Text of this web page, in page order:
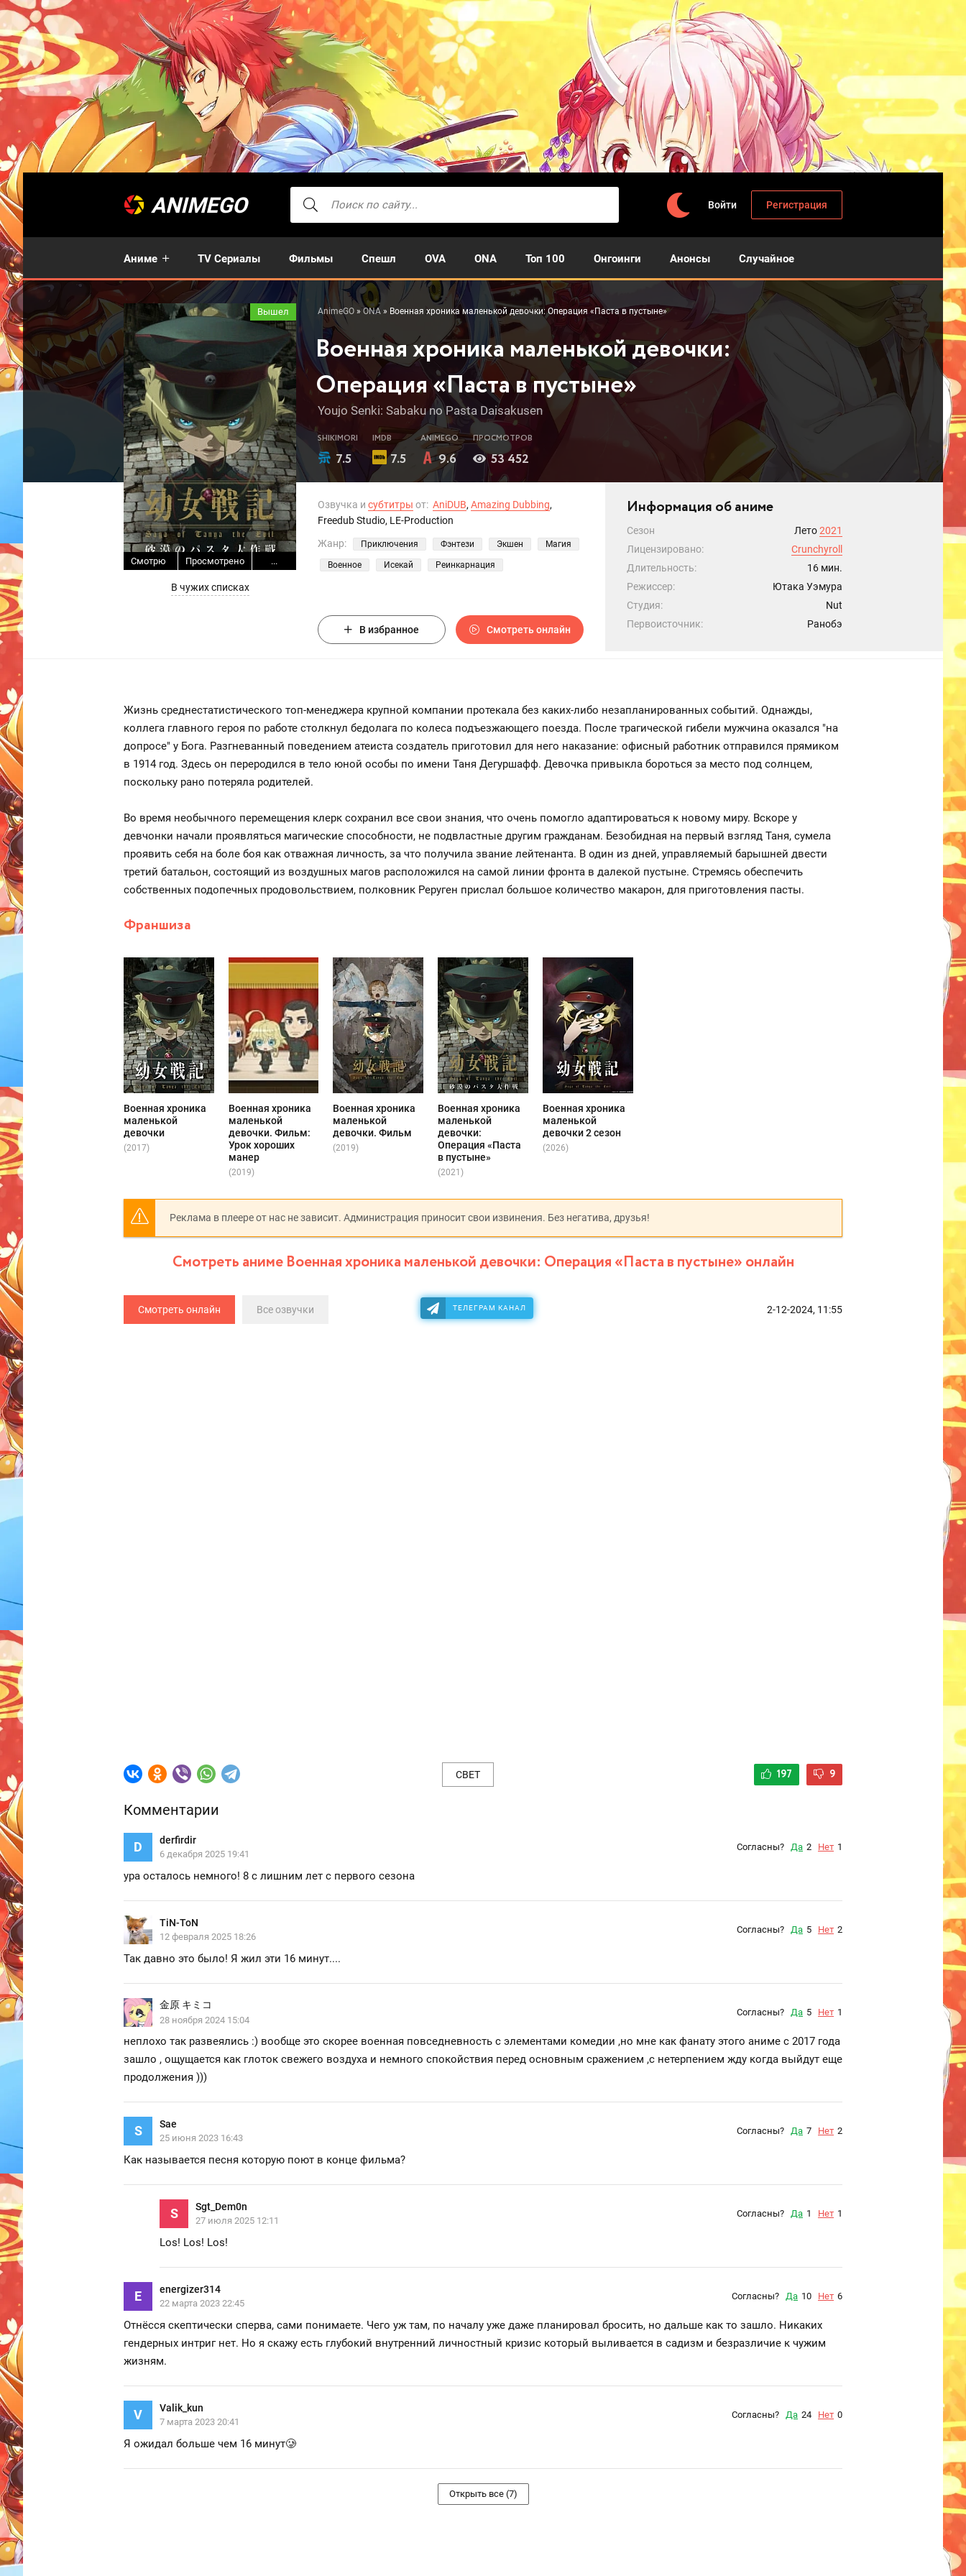
ANIMEGO Войти Регистрация
Аниме TV Сериалы Фильмы Спешл OVA ONA Топ 100 Онгоинги Анонсы Случайное
AnimeGO »ONA » Военная хроника маленькой девочки: Операция «Паста в пустыне»
Военная хроника маленькой девочки:
Операция «Паста в пустыне»
Вышел
Смотрю Просмотрено ...
В чужих списках
Youjo Senki: Sabaku no Pasta Daisakusen
SHIKIMORI
7.5
IMDB
7.5
ANIMEGO
9.6
ПРОСМОТРОВ
53 452
Озвучка и субтитры от: AniDUB, Amazing Dubbing,
Freedub Studio, LE-Production
Жанр:
Приключения Фэнтези Экшен Магия
Военное Исекай Реинкарнация
В избранное Смотреть онлайн
Информация об аниме
Сезон Лето2021
Лицензировано:
Crunchyroll
Длительность:
16 мин.
Режиссер:
Ютака Уэмура
Студия:
Nut
Первоисточник:
Ранобэ
Жизнь среднестатистического топ-менеджера крупной компании протекала без каких-либо незапланированных событий. Однажды,
коллега главного героя по работе столкнул бедолага по колеса подъезжающего поезда. После трагической гибели мужчина оказался "на
допросе" у Бога. Разгневанный поведением атеиста создатель приготовил для него наказание: офисный работник отправился прямиком
в 1914 год. Здесь он переродился в тело юной особы по имени Таня Дегуршафф. Девочка привыкла бороться за место под солнцем,
поскольку рано потеряла родителей.
Во время необычного перемещения клерк сохранил все свои знания, что очень помогло адаптироваться к новому миру. Вскоре у
девчонки начали проявляться магические способности, не подвластные другим гражданам. Безобидная на первый взгляд Таня, сумела
проявить себя на боле боя как отважная личность, за что получила звание лейтенанта. В один из дней, управляемый барышней двести
третий батальон, состоящий из воздушных магов расположился на самой линии фронта в далекой пустыне. Стремясь обеспечить
собственных подопечных продовольствием, полковник Реруген прислал большое количество макарон, для приготовления пасты.
Франшиза
Военная хроника
маленькой
девочки
(2017)
Военная хроника
маленькой
девочки. Фильм:
Урок хороших
манер
(2019)
Военная хроника
маленькой
девочки. Фильм
(2019)
Военная хроника
маленькой
девочки:
Операция «Паста
в пустыне»
(2021)
Военная хроника
маленькой
девочки 2 сезон
(2026)
Реклама в плеере от нас не зависит. Администрация приносит свои извинения. Без негатива, друзья!
Смотреть аниме Военная хроника маленькой девочки: Операция «Паста в пустыне» онлайн
Смотреть онлайн Все озвучки 2-12-2024, 11:55
ТЕЛЕГРАМ КАНАЛ
СВЕТ 197 9
Комментарии
D derfirdir
6 декабря 2025 19:41
Согласны? Да 2 Нет 1
ура осталось немного! 8 с лишним лет с первого сезона
TiN-ToN
12 февраля 2025 18:26
Согласны? Да 5 Нет 2
Так давно это было! Я жил эти 16 минут....
金原 キミコ
28 ноября 2024 15:04
Согласны? Да 5 Нет 1
неплохо так развеялись :) вообще это скорее военная повседневность с элементами комедии ,но мне как фанату этого аниме с 2017 года
зашло , ощущается как глоток свежего воздуха и немного спокойствия перед основным сражением ,с нетерпением жду когда выйдут еще
продолжения )))
S Sae
25 июня 2023 16:43
Согласны? Да 7 Нет 2
Как называется песня которую поют в конце фильма?
S Sgt_Dem0n
27 июля 2025 12:11
Согласны? Да 1 Нет 1
Los! Los! Los!
E energizer314
22 марта 2023 22:45
Согласны? Да 10 Нет 6
Отнёсся скептически сперва, сами понимаете. Чего уж там, по началу уже даже планировал бросить, но дальше как то зашло. Никаких
гендерных интриг нет. Но я скажу есть глубокий внутренний личностный кризис который выливается в садизм и безразличие к чужим
жизням.
V Valik_kun
7 марта 2023 20:41
Согласны? Да 24 Нет 0
Я ожидал больше чем 16 минут🥲
Открыть все (7)